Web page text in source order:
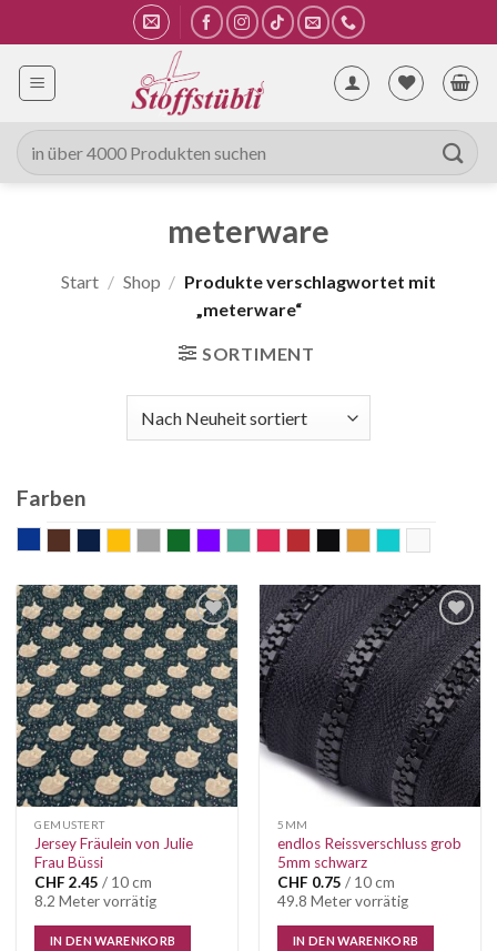
Inhalt
springen
Suche
nach:
meterware
Start / Shop / Produkte verschlagwortet mit
„meterware“
SORTIMENT
Farben
Auf die
Wunschliste
GEMUSTERT
Jersey Fräulein von Julie
Frau Büssi
CHF 2.45 / 10 cm
8.2 Meter vorrätig
IN DEN WARENKORB
Auf die
Wunschliste
5MM
endlos Reissverschluss grob
5mm schwarz
CHF 0.75 / 10 cm
49.8 Meter vorrätig
IN DEN WARENKORB